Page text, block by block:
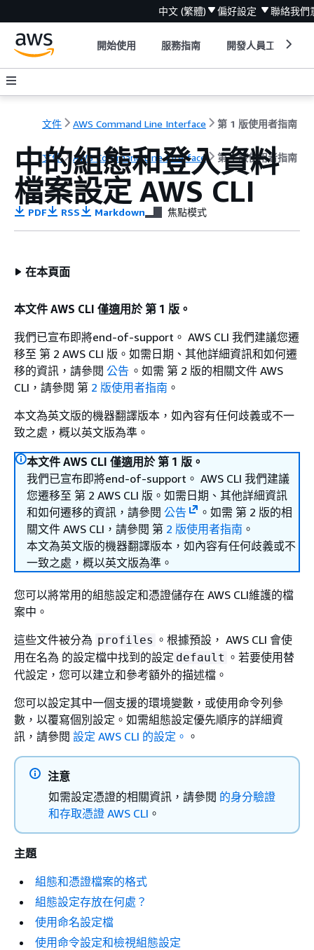
中文 (繁體) 偏好設定 聯絡我們
開始使用 服務指南 開發人員工具
文件 AWS Command Line Interface 第 1 版使用者指南
文件 AWS Command Line Interface 第 1 版使用者指南
中的組態和登入資料
檔案設定 AWS CLI
PDF RSS Markdown 焦點模式
在本頁面
本文件 AWS CLI 僅適用於 第 1 版。
我們已宣布即將end-of-support。 AWS CLI 我們建議您遷
移至 第 2 AWS CLI 版。如需日期、其他詳細資訊和如何遷
移的資訊，請參閱 公告 。如需 第 2 版的相關文件 AWS
CLI，請參閱 第 2 版使用者指南 。
本文為英文版的機器翻譯版本，如內容有任何歧義或不一
致之處，概以英文版為準。
本文件 AWS CLI 僅適用於 第 1 版。
我們已宣布即將end-of-support。 AWS CLI 我們建議
您遷移至 第 2 AWS CLI 版。如需日期、其他詳細資訊
和如何遷移的資訊，請參閱 公告
。如需 第 2 版的相
關文件 AWS CLI，請參閱 第 2 版使用者指南 。
本文為英文版的機器翻譯版本，如內容有任何歧義或不
一致之處，概以英文版為準。
您可以將常用的組態設定和憑證儲存在 AWS CLI維護的檔
案中。
這些文件被分為 profiles 。根據預設， AWS CLI 會使
用在名為 的設定檔中找到的設定 default 。若要使用替
代設定，您可以建立和參考額外的描述檔。
您可以設定其中一個支援的環境變數，或使用命令列參
數，以覆寫個別設定。如需組態設定優先順序的詳細資
訊，請參閱 設定 AWS CLI 的設定。 。
注意
如需設定憑證的相關資訊，請參閱 的身分驗證
和存取憑證 AWS CLI 。
主題
組態和憑證檔案的格式
組態設定存放在何處？
使用命名設定檔
使用命令設定和檢視組態設定